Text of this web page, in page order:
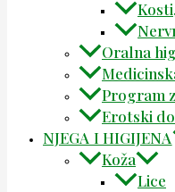
Oralna
Program
Erotski
NJEGA I HIGIJENA
Koža
Lice